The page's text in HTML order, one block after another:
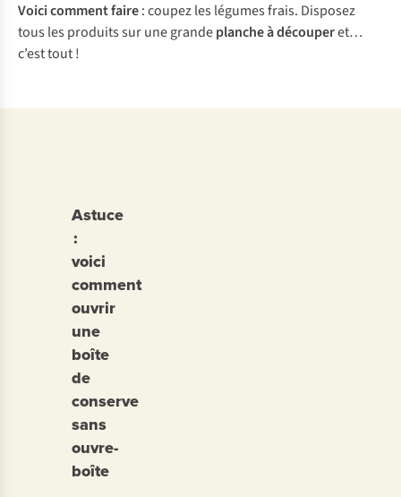
Voici comment faire: coupez les légumes frais. Disposez
tous les produits sur une grandeplanche à découperet…
c’est tout !
Astuce
:
voici
comment
ouvrir
une
boîte
de
conserve
sans
ouvre-
boîte